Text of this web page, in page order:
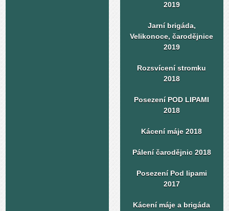
2019
Jarní brigáda,
Velikonoce, čarodějnice
2019
Rozsvícení stromku
2018
Posezení POD LIPAMI
2018
Kácení máje 2018
Pálení čarodějnic 2018
Posezení Pod lipami
2017
Kácení máje a brigáda